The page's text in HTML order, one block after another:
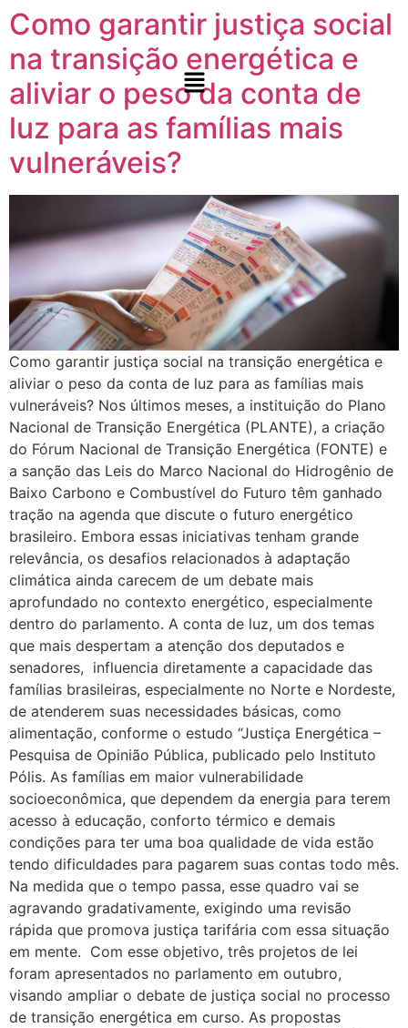
Como garantir justiça social
na transição energética e
aliviar o peso da conta de
luz para as famílias mais
vulneráveis?​
Como garantir justiça social na transição energética e aliviar o peso da conta de luz para as famílias mais vulneráveis? Nos últimos meses, a instituição do Plano Nacional de Transição Energética (PLANTE), a criação do Fórum Nacional de Transição Energética (FONTE) e a sanção das Leis do Marco Nacional do Hidrogênio de Baixo Carbono e Combustível do Futuro têm ganhado tração na agenda que discute o futuro energético brasileiro. Embora essas iniciativas tenham grande relevância, os desafios relacionados à adaptação climática ainda carecem de um debate mais aprofundado no contexto energético, especialmente dentro do parlamento. A conta de luz, um dos temas que mais despertam a atenção dos deputados e senadores, influencia diretamente a capacidade das famílias brasileiras, especialmente no Norte e Nordeste, de atenderem suas necessidades básicas, como alimentação, conforme o estudo “Justiça Energética – Pesquisa de Opinião Pública, publicado pelo Instituto Pólis. As famílias em maior vulnerabilidade socioeconômica, que dependem da energia para terem acesso à educação, conforto térmico e demais condições para ter uma boa qualidade de vida estão tendo dificuldades para pagarem suas contas todo mês. Na medida que o tempo passa, esse quadro vai se agravando gradativamente, exigindo uma revisão rápida que promova justiça tarifária com essa situação em mente. Com esse objetivo, três projetos de lei foram apresentados no parlamento em outubro, visando ampliar o debate de justiça social no processo de transição energética em curso. As propostas buscam: garantir a participação da sociedade civil e movimentos sociais no âmbito do Conselho Nacional de Política Energética (CNPE); definir o conceito de pobreza energética, bem como medidas para seu combate; e por fim, a atualização das faixas de consumo dos beneficiários da Tarifa Social de Energia Elétrica. Apresentadas pela deputada Carla Ayres (PT/SC), as iniciativas representam um primeiro passo para preencher a lacuna de discussão sobre inclusão social no Congresso Nacional, trazendo o tema para o centro de debate. E você, como acha que a transição energética pode promover justiça social e climática? Leia o estudo completo e compartilhe essa mensagem para ampliarmos o debate! Leia o Documento Anterior Notícias Como garantir justiça social na transição energética e aliviar o peso da conta de luz para as famílias mais vulneráveis?​ Como garantir justiça social na transição energética e aliviar o… Leia mais 21 de outubro de 2024 Consulta Pública: Coalizão Energia Limpa contribui com o MME sobre a operação em condição diferenciada de usinas termoelétricas para atendimento de potência no SIN Coalizão Energia Limpa contribui com o MME sobre a operação… Leia mais 7 de outubro de 2024 Posicionamento Crítico Crise Hídrica e Energia: Propostas para Aumentar a Resiliência do Sistema Elétrico no Horário de Ponta Posicionamento Crítico | Crise Hídrica e Resiliência Energética: Soluções para… Leia mais 26 de setembro de 2024 Organizações Lançam Posicionamento crítico à Nova Política Nacional de Transição Energética e ao Decreto “Gás para Empregar” Organizações Lançam Posicionamento crítico à Nova Política Nacional de Transição… Leia mais 4 de setembro de 2024 Coalizão Energia Limpa participa da Consulta Pública do MME sobre processo de licenciamento ambiental Coalizão Energia Limpa participa da Consulta Pública do MME sobre… Leia mais 29 de julho de 2024 Carregar mais Consulta Pública: Coalizão Energia Limpa contribui com o MME sobre a operação em condição diferenciada de usinas termoelétricas para atendimento de potência no SIN 7 de outubro de 2024.elementor-663 .elementor-element.elementor-element-146986ff{–display:flex;–flex-direction:column;–container-widget-width:100%;–container-widget-height:initial;–container-widget-flex-grow:0;–container-widget-align-self:initial;–flex-wrap-mobile:wrap;–background-transition:0.3s;}.elementor-widget-image .widget-image-caption{color:var( –e-global-color-text );font-family:var( –e-global-typography-text-font-family ), Sans-serif;font-size:var( –e-global-typography-text-font-size );font-weight:var( –e-global-typography-text-font-weight );}.elementor-663 .elementor-element.elementor-element-13ee6f7e > .elementor-widget-container{margin:-10px 0px 0px 0px;}.elementor-663 .elementor-element.elementor-element-18403a1f{–display:flex;–flex-direction:row;–container-widget-width:initial;–container-widget-height:100%;–container-widget-flex-grow:1;–container-widget-align-self:stretch;–flex-wrap-mobile:wrap;–gap:0px 16px;–background-transition:0.3s;–margin-top:0px;–margin-bottom:0px;–margin-left:0px;–margin-right:0px;–padding-top:0px;–padding-bottom:0px;–padding-left:0px;–padding-right:0px;}.elementor-663 .elementor-element.elementor-element-558f9ce4{–display:flex;–flex-direction:column;–container-widget-width:100%;–container-widget-height:initial;–container-widget-flex-grow:0;–container-widget-align-self:initial;–flex-wrap-mobile:wrap;–background-transition:0.3s;}.elementor-663 .elementor-element.elementor-element-558f9ce4.e-con{–flex-grow:0;–flex-shrink:0;}.elementor-widget-heading .elementor-heading-title{color:var( –e-global-color-primary );font-family:var( –e-global-typography-primary-font-family ), Sans-serif;font-size:var( –e-global-typography-primary-font-size );font-weight:var( –e-global-typography-primary-font-weight );}.elementor-663 .elementor-element.elementor-element-27733e87 .wpr-post-info-taxonomy a{display:inline-block;color:#605BE5;padding:0px 0px 0px 0px;margin:0px 0px 0px 0px;border-style:none;border-radius:0px 0px 0px 0px;}.elementor-663 .elementor-element.elementor-element-27733e87 .wpr-post-info-taxonomy > span:not(.wpr-post-info-text){display:inline-block;color:#605BE5;padding:0px 0px 0px 0px;margin:0px 0px 0px 0px;border-style:none;border-radius:0px 0px 0px 0px;}.elementor-663 .elementor-element.elementor-element-27733e87 .wpr-post-info-vertical li{padding-bottom:0px;margin-bottom:0px;}.elementor-663 .elementor-element.elementor-element-27733e87 .wpr-post-info-horizontal li{padding-right:0px;}.elementor-663 .elementor-element.elementor-element-27733e87 .wpr-post-info-horizontal li:after{right:calc(0px / 2);}.elementor-663 .elementor-element.elementor-element-27733e87 .wpr-post-info{text-align:center;}.elementor-663 .elementor-element.elementor-element-27733e87 .wpr-post-info li{color:#959595;}.elementor-663 .elementor-element.elementor-element-27733e87 .wpr-post-info li:not(.wpr-post-info-taxonomy):not(.wpr-post-info-custom-field) a{color:#959595;}.elementor-663 .elementor-element.elementor-element-27733e87 .wpr-post-info li:not(.wpr-post-info-taxonomy):not(.wpr-post-info-custom-field){font-size:12px;}.elementor-663 .elementor-element.elementor-element-27733e87 .wpr-post-info li a{transition-duration:0.1s;}.elementor-663 .elementor-element.elementor-element-27733e87 .avatar{border-radius:0px 0px 0px 0px;}.elementor-663 .elementor-element.elementor-element-27733e87 .wpr-post-info-taxonomy a, .elementor-663 .elementor-element.elementor-element-27733e87 .wpr-post-info-taxonomy > span:not(.wpr-post-info-text){font-size:15px;}.elementor-663 .elementor-element.elementor-element-27733e87 .wpr-post-info-taxonomy a:hover{color:#54595F;}.elementor-663 .elementor-element.elementor-element-27733e87 .wpr-post-info li:not(.wpr-post-info-custom-field) i{color:#333333;}.elementor-663 .elementor-element.elementor-element-27733e87 .wpr-post-info li:not(.wpr-post-info-custom-field) svg{fill:#333333;}.elementor-663 .elementor-element.elementor-element-27733e87 .wpr-post-info li i{font-size:16px;margin-right:5px;}.elementor-663 .elementor-element.elementor-element-27733e87 .wpr-post-info li svg{width:16px;height:16px;margin-right:5px;}.elementor-663 .elementor-element.elementor-element-27733e87 .wpr-post-info li .wpr-post-info-text{color:#333333;font-size:12px;}.elementor-663 .elementor-element.elementor-element-27733e87 .wpr-post-info li .wpr-post-info-text span{margin-right:10px;}.elementor-663 .elementor-element.elementor-element-27733e87.elementor-element{–align-self:flex-start;}.elementor-widget-text-editor{color:var( –e-global-color-text );font-family:var( –e-global-typography-text-font-family ), Sans-serif;font-size:var( –e-global-typography-text-font-size );font-weight:var( –e-global-typography-text-font-weight );}.elementor-widget-text-editor.elementor-drop-cap-view-stacked .elementor-drop-cap{background-color:var( –e-global-color-primary );}.elementor-widget-text-editor.elementor-drop-cap-view-framed .elementor-drop-cap, .elementor-widget-text-editor.elementor-drop-cap-view-default .elementor-drop-cap{color:var( –e-global-color-primary );border-color:var( –e-global-color-primary );}.elementor-663 .elementor-element.elementor-element-43032981{text-align:justify;color:#646464;}.elementor-663 .elementor-element.elementor-element-43032981 > .elementor-widget-container{margin:10px 10px 10px 10px;padding:10px 10px 10px 10px;}.elementor-663 .elementor-element.elementor-element-63faaa66 .wpr-post-navigation-wrap{border-color:#e8e8e8;border-width:1px 0 1px 0;}.elementor-663 .elementor-element.elementor-element-63faaa66 .wpr-post-nav-divider{background-color:#e8e8e8;width:1px;}.elementor-663 .elementor-element.elementor-element-63faaa66 .wpr-post-navigation-wrap.wpr-post-nav-dividers{padding:0px 0px 0px 0px;}.elementor-663 .elementor-element.elementor-element-63faaa66 .wpr-post-nav-bg-images .wpr-post-navigation{padding:0px 0px 0px 0px;}.elementor-663 .elementor-element.elementor-element-63faaa66 .wpr-post-navigation i{color:#605BE5;border-color:#E8E8E8;transition:color 0.5s, background-color 0.5s, border-color 0.5s;font-size:7px;width:40px;height:50px;line-height:50px;border-style:none;border-radius:0px 0px 0px 0px;}.elementor-663 .elementor-element.elementor-element-63faaa66 .wpr-post-navigation svg path{color:#605BE5;}.elementor-663 .elementor-element.elementor-element-63faaa66 .wpr-posts-navigation-svg-wrapper svg{fill:#605BE5;transition:fill 0.